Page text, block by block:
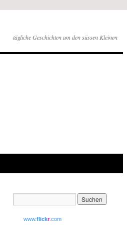
tägliche Geschichten um den süssen Kleinen
www.flickr.com